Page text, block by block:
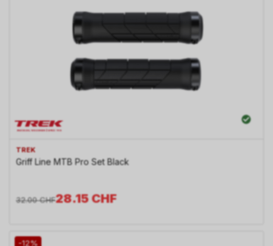
TREK
Griff Line MTB Pro Set Black
28.15CHF
32.00 CHF
-12%